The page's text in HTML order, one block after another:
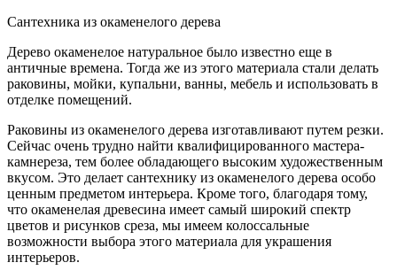
Сантехника из окаменелого дерева
Дерево окаменелое натуральное было известно еще в
античные времена. Тогда же из этого материала стали делать
раковины, мойки, купальни, ванны, мебель и использовать в
отделке помещений.
Раковины из окаменелого дерева изготавливают путем резки.
Сейчас очень трудно найти квалифицированного мастера-
камнереза, тем более обладающего высоким художественным
вкусом. Это делает сантехнику из окаменелого дерева особо
ценным предметом интерьера. Кроме того, благодаря тому,
что окаменелая древесина имеет самый широкий спектр
цветов и рисунков среза, мы имеем колоссальные
возможности выбора этого материала для украшения
интерьеров.